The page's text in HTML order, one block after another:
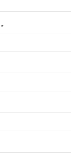
*